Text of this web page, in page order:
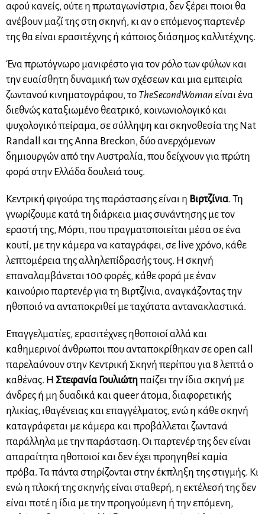
αφού κανείς, ούτε η πρωταγωνίστρια, δεν ξέρει ποιοι θα
ανέβουν μαζί της στη σκηνή, κι αν ο επόμενος παρτενέρ
της θα είναι ερασιτέχνης ή κάποιος διάσημος καλλιτέχνης.
Ένα πρωτόγνωρο μανιφέστο για τον ρόλο των φύλων και
την ευαίσθητη δυναμική των σχέσεων και μια εμπειρία
ζωντανού κινηματογράφου, το TheSecondWoman είναι ένα
διεθνώς καταξιωμένο θεατρικό, κοινωνιολογικό και
ψυχολογικό πείραμα, σε σύλληψη και σκηνοθεσία της Nat
Randall και της Anna Breckon, δύο ανερχόμενων
δημιουργών από την Αυστραλία, που δείχνουν για πρώτη
φορά στην Ελλάδα δουλειά τους.
Κεντρική φιγούρα της παράστασης είναι η Βιρτζίνια. Τη
γνωρίζουμε κατά τη διάρκεια μιας συνάντησης με τον
εραστή της, Μόρτι, που πραγματοποιείται μέσα σε ένα
κουτί, με την κάμερα να καταγράφει, σε live χρόνο, κάθε
λεπτομέρεια της αλληλεπίδρασής τους. Η σκηνή
επαναλαμβάνεται 100 φορές, κάθε φορά με έναν
καινούριο παρτενέρ για τη Βιρτζίνια, αναγκάζοντας την
ηθοποιό να ανταποκριθεί με ταχύτατα αντανακλαστικά.
Επαγγελματίες, ερασιτέχνες ηθοποιοί αλλά και
καθημερινοί άνθρωποι που ανταποκρίθηκαν σε open call
παρελαύνουν στην Κεντρική Σκηνή περίπου για 8 λεπτά ο
καθένας. Η Στεφανία Γουλιώτηπαίζει την ίδια σκηνή με
άνδρες ή μη δυαδικά και queer άτομα, διαφορετικής
ηλικίας, ιθαγένειας και επαγγέλματος, ενώ η κάθε σκηνή
καταγράφεται με κάμερα και προβάλλεται ζωντανά
παράλληλα με την παράσταση. Οι παρτενέρ της δεν είναι
απαραίτητα ηθοποιοί και δεν έχει προηγηθεί καμία
πρόβα. Τα πάντα στηρίζονται στην έκπληξη της στιγμής. Κι
ενώ η πλοκή της σκηνής είναι σταθερή, η εκτέλεσή της δεν
είναι ποτέ η ίδια με την προηγούμενη ή την επόμενη,